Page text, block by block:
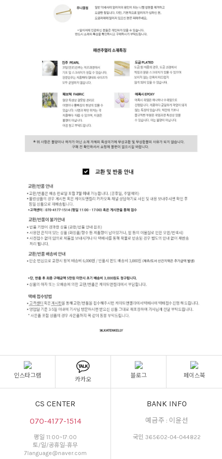
인스타그램
카카오
블로그 페이스북
CS CENTER
070-4177-1514
평일 11:00~17:00
토/일/공휴일-휴무
7language@naver.com
BANK INFO
예금주 : 이윤선
국민 365602-04-044822